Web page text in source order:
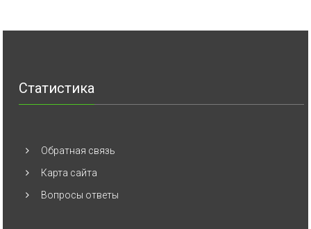
Статистика
Обратная связь
Карта сайта
Вопросы ответы